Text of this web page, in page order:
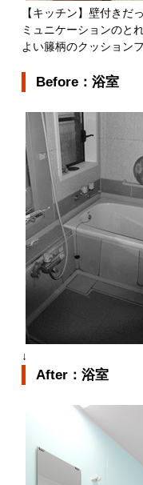
【キッチン】壁付きだ
ミュニケーションのと
よい籐柄のクッション
Before：浴室
↓
After：浴室